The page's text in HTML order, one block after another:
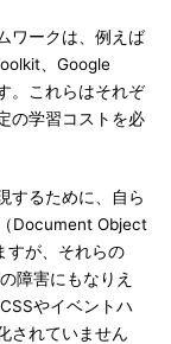
ワークは、例えば
、Google
。これらはそれぞ
の学習コストを必
するために、自ら
Document Object
すが、それらの
障害にもなりえ
やイベントハ
されていません